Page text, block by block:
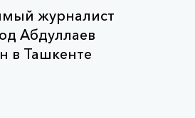
журналист
Абдуллаев
в Ташкенте